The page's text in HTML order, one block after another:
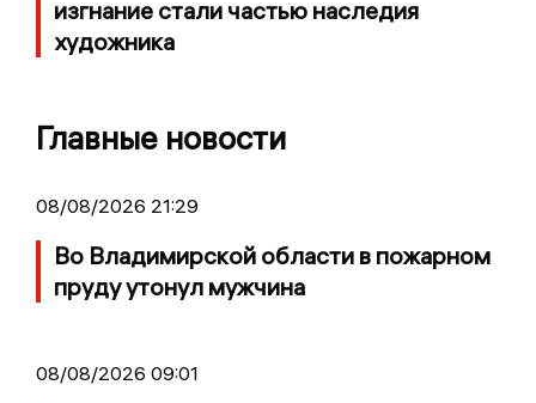
изгнание стали частью наследия
художника
Главные новости
08/08/2026 21:29
Во Владимирской области в пожарном
пруду утонул мужчина
08/08/2026 09:01